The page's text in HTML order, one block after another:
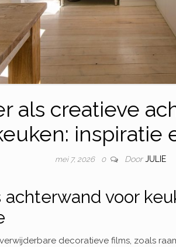
als creatieve
inspiratie
mei 7, 2026 0 Door JULIE
achterwand voor
decoratieve films, zoals